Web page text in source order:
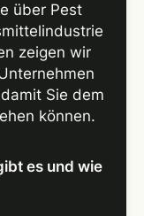
über Pest
zeigen wir
Sie dem
können.
es und wie